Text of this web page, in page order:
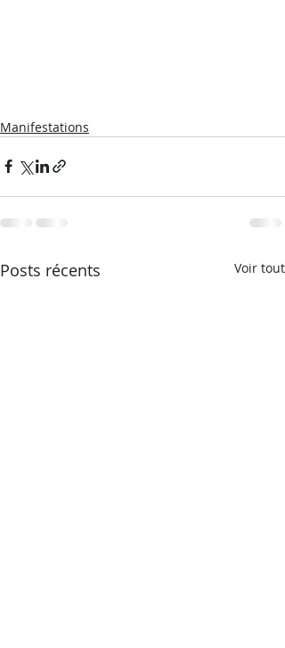
Manifestations
Posts récents Voir tout